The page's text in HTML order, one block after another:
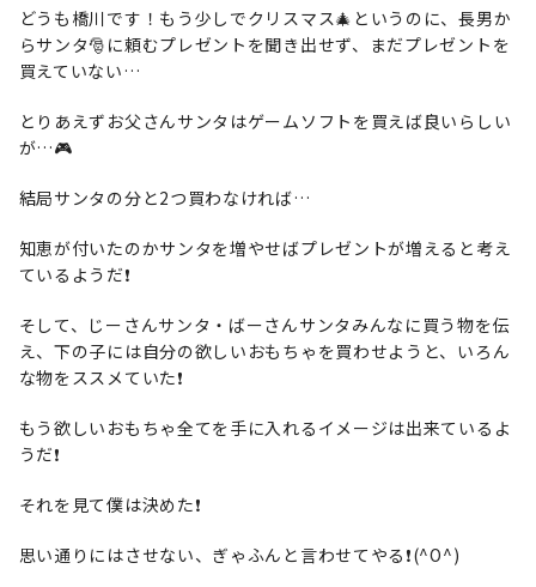
どうも橋川です！もう少しでクリスマス🎄というのに、長男か
らサンタ🎅に頼むプレゼントを聞き出せず、まだプレゼントを
買えていない…
とりあえずお父さんサンタはゲームソフトを買えば良いらしい
が…🎮
結局サンタの分と2つ買わなければ…
知恵が付いたのかサンタを増やせばプレゼントが増えると考え
ているようだ❗️
そして、じーさんサンタ・ばーさんサンタみんなに買う物を伝
え、下の子には自分の欲しいおもちゃを買わせようと、いろん
な物をススメていた❗️
もう欲しいおもちゃ全てを手に入れるイメージは出来ているよ
うだ❗️
それを見て僕は決めた❗️
思い通りにはさせない、ぎゃふんと言わせてやる❗️(^O^)